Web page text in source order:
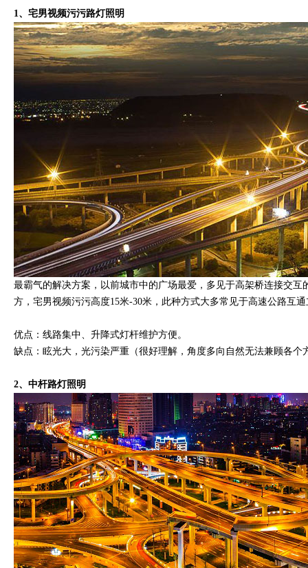
1、宅男视频污污路灯照明
最霸气的解决方案，以前城市中的广场最爱，多见于高架桥连接交互
方，宅男视频污污高度15米-30米，此种方式大多常见于高速公路互
优点：线路集中、升降式灯杆维护方便。
缺点：眩光大，光污染严重（很好理解，角度多向自然无法兼顾各个
2、中杆路灯照明